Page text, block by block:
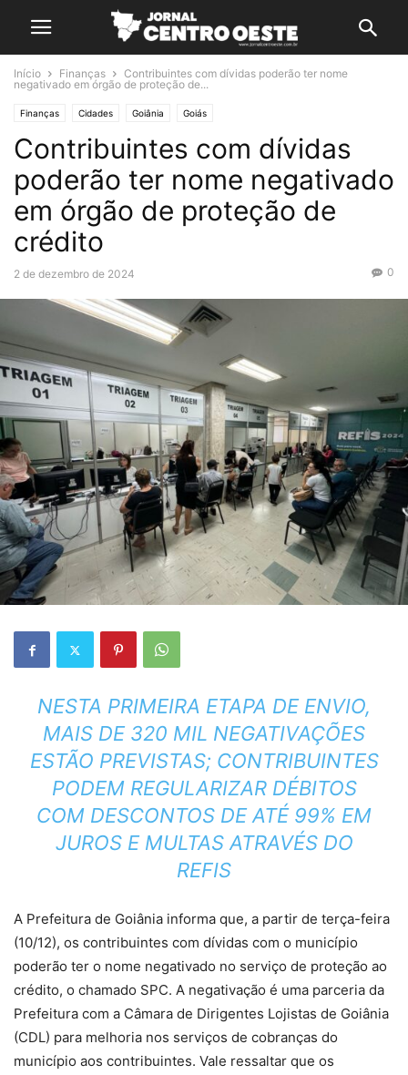
Início Finanças
Contribuintes com dívidas poderão ter nome
negativado em órgão de proteção de...
Finanças Cidades Goiânia Goiás
Contribuintes com dívidas
poderão ter nome negativado
em órgão de proteção de
crédito
2 de dezembro de 2024 0
NESTA PRIMEIRA ETAPA DE ENVIO,
MAIS DE 320 MIL NEGATIVAÇÕES
ESTÃO PREVISTAS; CONTRIBUINTES
PODEM REGULARIZAR DÉBITOS
COM DESCONTOS DE ATÉ 99% EM
JUROS E MULTAS ATRAVÉS DO
REFIS
A Prefeitura de Goiânia informa que, a partir de terça-feira
(10/12), os contribuintes com dívidas com o município
poderão ter o nome negativado no serviço de proteção ao
crédito, o chamado SPC. A negativação é uma parceria da
Prefeitura com a Câmara de Dirigentes Lojistas de Goiânia
(CDL) para melhoria nos serviços de cobranças do
município aos contribuintes. Vale ressaltar que os